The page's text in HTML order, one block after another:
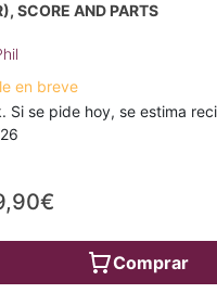
SCORE AND PARTS
en breve
Si se pide hoy, se estima
Comprar